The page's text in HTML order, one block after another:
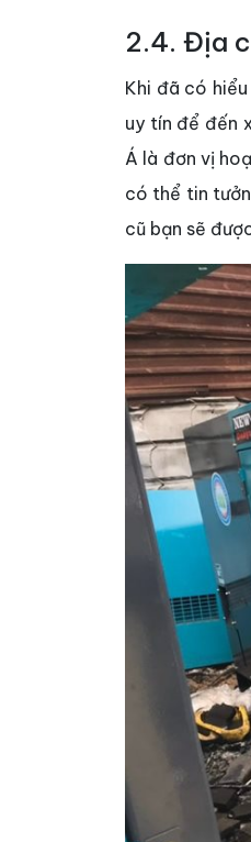
2.4. Địa
Khi đã có
uy tín để đến
Á là đơn vị
có thể tin
cũ bạn sẽ